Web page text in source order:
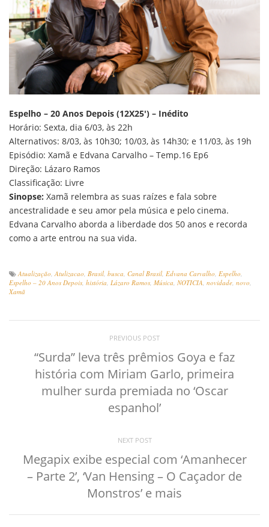
Espelho – 20 Anos Depois (12X25′) – Inédito
Horário: Sexta, dia 6/03, às 22h
Alternativos: 8/03, às 10h30; 10/03, às 14h30; e 11/03, às 19h
Episódio: Xamã e Edvana Carvalho – Temp.16 Ep6
Direção: Lázaro Ramos
Classificação: Livre
Sinopse: Xamã relembra as suas raízes e fala sobre
ancestralidade e seu amor pela música e pelo cinema.
Edvana Carvalho aborda a liberdade dos 50 anos e recorda
como a arte entrou na sua vida.
Atualização,Atulizacao, Brasil, busca, Canal Brasil, Edvana Carvalho, Espelho,
Espelho – 20 Anos Depois, história, Lázaro Ramos, Música, NOTICIA, novidade, novo,
Xamã
PREVIOUS POST
“Surda” leva três prêmios Goya e faz
história com Miriam Garlo, primeira
mulher surda premiada no ‘Oscar
espanhol’
NEXT POST
Megapix exibe especial com ‘Amanhecer
– Parte 2’, ‘Van Hensing – O Caçador de
Monstros’ e mais